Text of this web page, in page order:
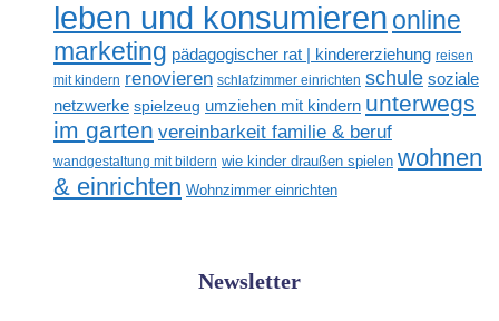
leben und konsumieren online
marketing pädagogischer rat | kindererziehung reisen
mit kindern renovieren schlafzimmer einrichten schule soziale
netzwerke spielzeug umziehen mit kindern unterwegs
im garten vereinbarkeit familie & beruf
wandgestaltung mit bildern wie kinder draußen spielen wohnen
& einrichten Wohnzimmer einrichten
Newsletter